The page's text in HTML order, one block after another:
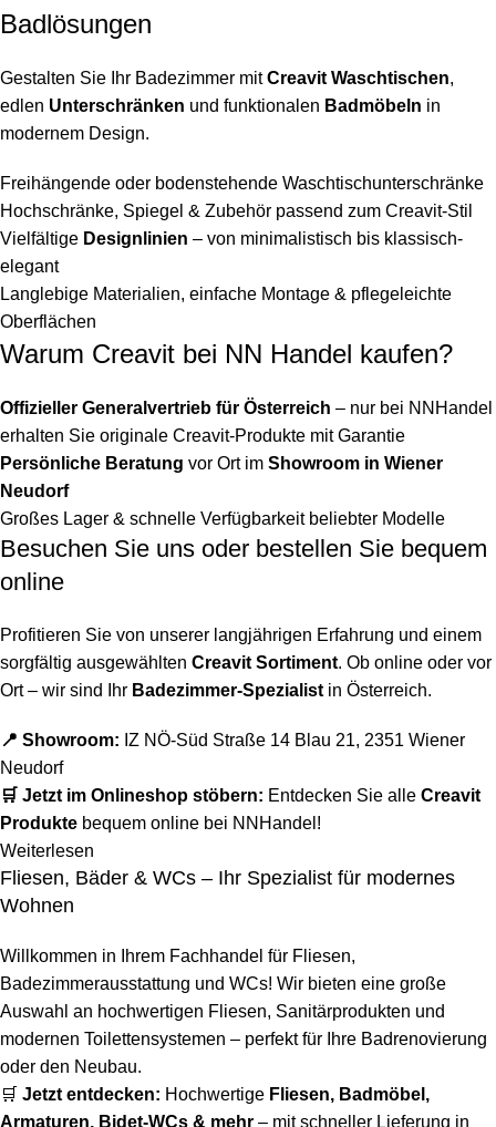
Badlösungen
Gestalten Sie Ihr Badezimmer mitCreavit Waschtischen,
edlen Unterschränken und funktionalen Badmöbeln in
modernem Design.
Freihängende oder bodenstehende Waschtischunterschränke
Hochschränke, Spiegel & Zubehör passend zum Creavit-Stil
Vielfältige Designlinien – von minimalistisch bis klassisch-
elegant
Langlebige Materialien, einfache Montage & pflegeleichte
Oberflächen
Warum Creavit bei NN Handel kaufen?
Offizieller Generalvertrieb für Österreich – nur bei NNHandel
erhalten Sie originale Creavit-Produkte mit Garantie
Persönliche Beratung vor Ort im Showroom in Wiener
Neudorf
Großes Lager & schnelle Verfügbarkeit beliebter Modelle
Besuchen Sie uns oder bestellen Sie bequem
online
Profitieren Sie von unserer langjährigen Erfahrung und einem
sorgfältig ausgewählten Creavit Sortiment. Ob online oder vor
Ort – wir sind Ihr Badezimmer-Spezialist in Österreich.
📍 Showroom: IZ NÖ-Süd Straße 14 Blau 21, 2351 Wiener
Neudorf
🛒 Jetzt im Onlineshop stöbern: Entdecken Sie alle Creavit
Produkte bequem online bei NNHandel!
Weiterlesen
Fliesen, Bäder & WCs – Ihr Spezialist für modernes
Wohnen
Willkommen in Ihrem Fachhandel für Fliesen,
Badezimmerausstattung und WCs! Wir bieten eine große
Auswahl an hochwertigen Fliesen, Sanitärprodukten und
modernen Toilettensystemen – perfekt für Ihre Badrenovierung
oder den Neubau.
🛒 Jetzt entdecken: Hochwertige Fliesen, Badmöbel ,
Armaturen, Bidet-WCs & mehr – mit schneller Lieferung in